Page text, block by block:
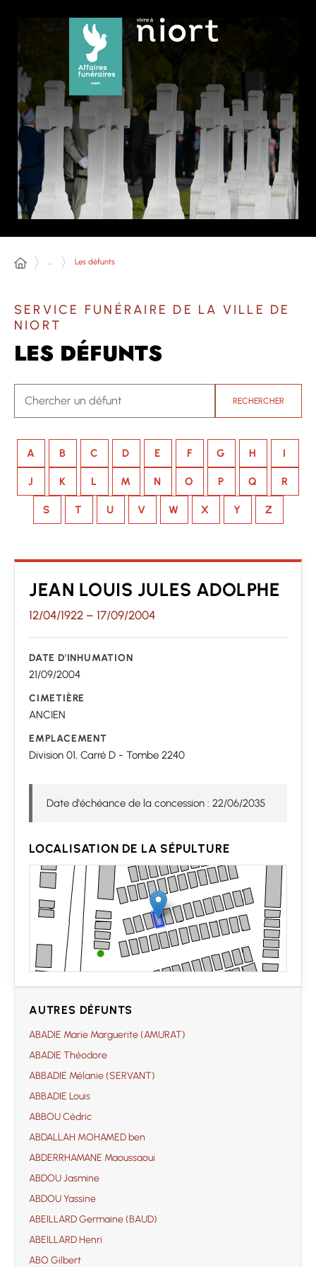
... Les défunts
SERVICE FUNÉRAIRE DE LA VILLE DE
NIORT
LES DÉFUNTS
RECHERCHER
A B C D E F G H I
J K L M N O P Q R
S T U V W X Y Z
JEAN LOUIS JULES ADOLPHE
12/04/1922 – 17/09/2004
DATE D'INHUMATION
21/09/2004
CIMETIÈRE
ANCIEN
EMPLACEMENT
Division 01, Carré D - Tombe 2240
Date d'échéance de la concession : 22/06/2035
LOCALISATION DE LA SÉPULTURE
AUTRES DÉFUNTS
ABADIE Marie Marguerite (AMURAT)
ABADIE Théodore
ABBADIE Mélanie (SERVANT)
ABBADIE Louis
ABBOU Cédric
ABDALLAH MOHAMED ben
ABDERRHAMANE Maoussaoui
ABDOU Jasmine
ABDOU Yassine
ABEILLARD Germaine (BAUD)
ABEILLARD Henri
ABO Gilbert